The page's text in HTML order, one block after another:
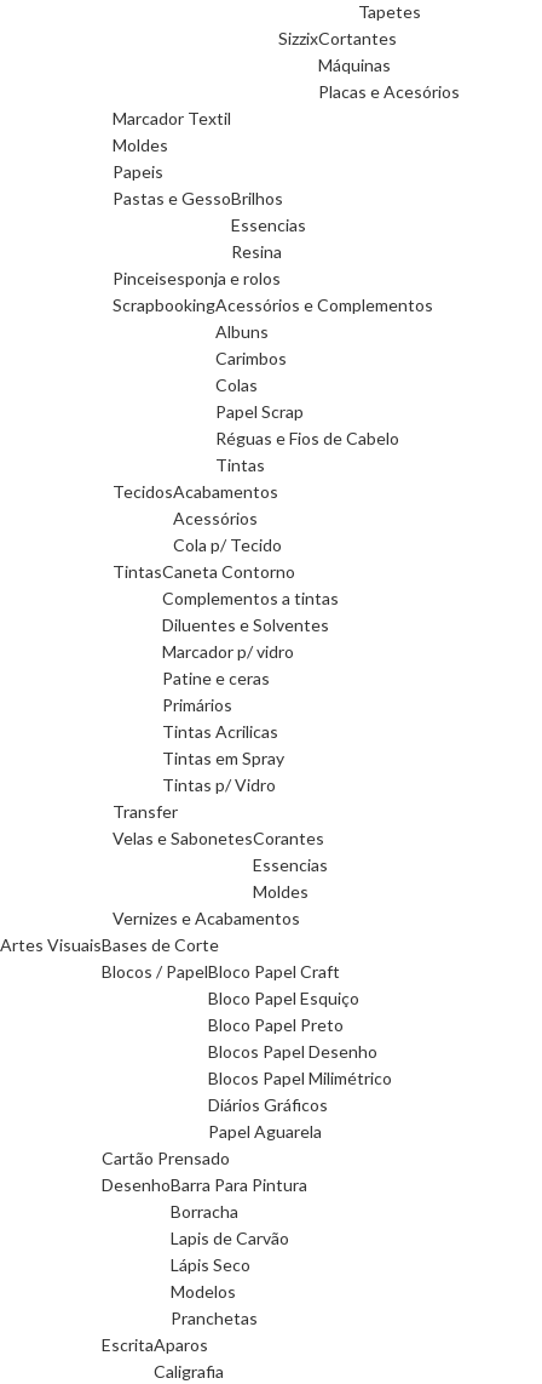
Tapetes
SizzixCortantes
Máquinas
Placas e Acesórios
Marcador Textil
Moldes
Papeis
Pastas e GessoBrilhos
Essencias
Resina
Pinceisesponja e rolos
ScrapbookingAcessórios e Complementos
Albuns
Carimbos
Colas
Papel Scrap
Réguas e Fios de Cabelo
Tintas
TecidosAcabamentos
Acessórios
Cola p/ Tecido
TintasCaneta Contorno
Complementos a tintas
Diluentes e Solventes
Marcador p/ vidro
Patine e ceras
Primários
Tintas Acrilicas
Tintas em Spray
Tintas p/ Vidro
Transfer
Velas e SabonetesCorantes
Essencias
Moldes
Vernizes e Acabamentos
Artes VisuaisBases de Corte
Blocos / PapelBloco Papel Craft
Bloco Papel Esquiço
Bloco Papel Preto
Blocos Papel Desenho
Blocos Papel Milimétrico
Diários Gráficos
Papel Aguarela
Cartão Prensado
DesenhoBarra Para Pintura
Borracha
Lapis de Carvão
Lápis Seco
Modelos
Pranchetas
EscritaAparos
Caligrafia